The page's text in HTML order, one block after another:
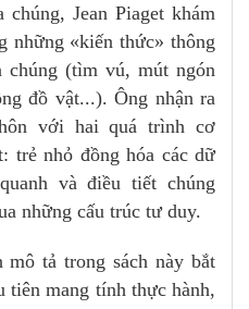
Jean Piaget khám
những «kiến thức» thông
chúng (tìm vú, mút ngón
đồ vật...). Ông nhận ra
với hai quá trình cơ
trẻ nhỏ đồng hóa các dữ
và điều tiết chúng
những cấu trúc tư duy.
tả trong sách này bắt
tiên mang tính thực hành,